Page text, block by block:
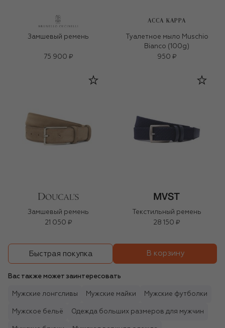
Замшевый ремень
75 900 ₽
ACCA KAPPA
Туалетное мыло Muschio
Bianco (100g)
950 ₽
Замшевый ремень
21 050 ₽
Текстильный ремень
28 150 ₽
Быстрая покупка В корзину
Вас также может заинтересовать
Мужские лонгсливы Мужские майки Мужские футболки
Мужское бельё Одежда больших размеров для мужчин